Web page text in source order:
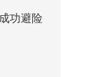
功避险